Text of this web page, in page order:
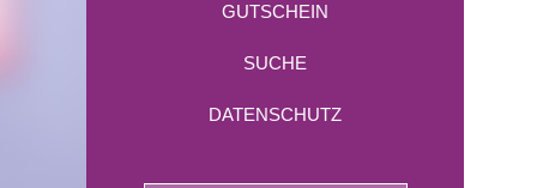
GUTSCHEIN
SUCHE
DATENSCHUTZ